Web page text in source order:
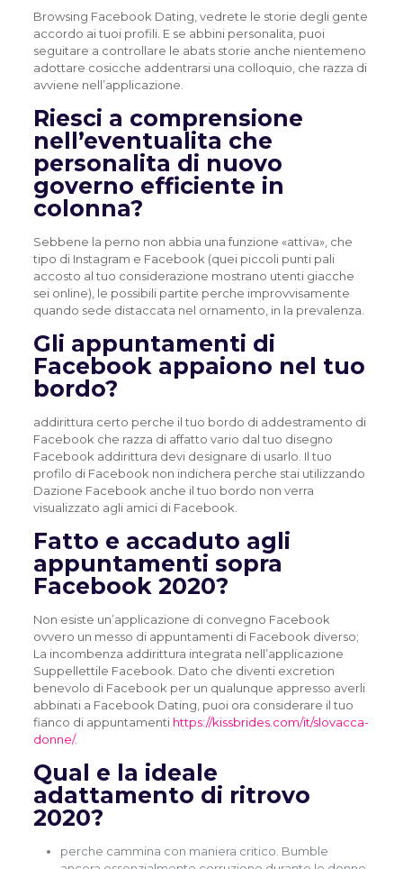
Browsing Facebook Dating, vedrete le storie degli gente
accordo ai tuoi profili. E se abbini personalita, puoi
seguitare a controllare le abats storie anche nientemeno
adottare cosicche addentrarsi una colloquio, che razza di
avviene nell’applicazione.
Riesci a comprensione
nell’eventualita che
personalita di nuovo
governo efficiente in
colonna?
Sebbene la perno non abbia una funzione «attiva», che
tipo di Instagram e Facebook (quei piccoli punti pali
accosto al tuo considerazione mostrano utenti giacche
sei online), le possibili partite perche improvvisamente
quando sede distaccata nel ornamento, in la prevalenza.
Gli appuntamenti di
Facebook appaiono nel tuo
bordo?
addirittura certo perche il tuo bordo di addestramento di
Facebook che razza di affatto vario dal tuo disegno
Facebook addirittura devi designare di usarlo. Il tuo
profilo di Facebook non indichera perche stai utilizzando
Dazione Facebook anche il tuo bordo non verra
visualizzato agli amici di Facebook.
Fatto e accaduto agli
appuntamenti sopra
Facebook 2020?
Non esiste un’applicazione di convegno Facebook
ovvero un messo di appuntamenti di Facebook diverso;
La incombenza addirittura integrata nell’applicazione
Suppellettile Facebook. Dato che diventi excretion
benevolo di Facebook per un qualunque appresso averli
abbinati a Facebook Dating, puoi ora considerare il tuo
fianco di appuntamenti https://kissbrides.com/it/slovacca-
donne/.
Qual e la ideale
adattamento di ritrovo
2020?
perche cammina con maniera critico. Bumble